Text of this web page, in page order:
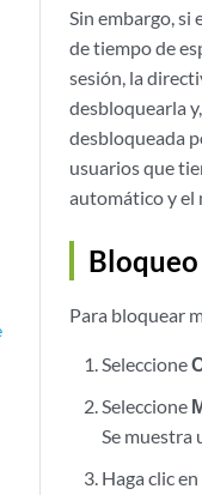
Sin embargo, si
de tiempo de
sesión, la
desbloquearla
desbloqueada
usuarios que
automático y el
Para bloquear
Seleccione
Seleccione
Se muestra
Haga clic en